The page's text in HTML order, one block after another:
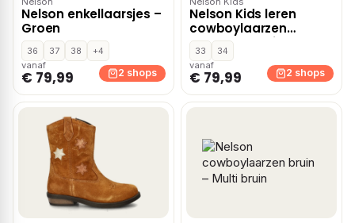
Nelson enkellaarsjes –
Groen
36 37 38
+4
vanaf
€ 79,99 2 shops
Nelson Kids leren
cowboylaarzen
cognac – Bruin
33
34
vanaf
€ 79,99 2 shops